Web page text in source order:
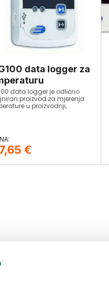
data logger za
data logger je odlično
proizvod za mjerenja
u proizvodnji,
€